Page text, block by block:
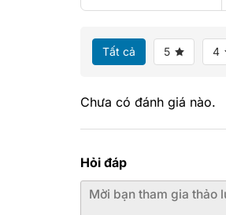
Tất cả 5 4
Chưa có đánh giá nào.
Hỏi đáp